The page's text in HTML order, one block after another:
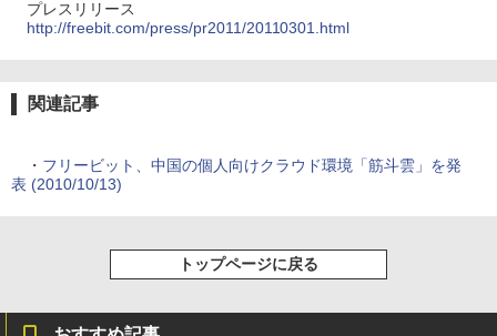
プレスリリース
http://freebit.com/press/pr2011/20110301.html
関連記事
・ フリービット、中国の個人向けクラウド環境「筋斗雲」を発
表 (2010/10/13)
トップページに戻る